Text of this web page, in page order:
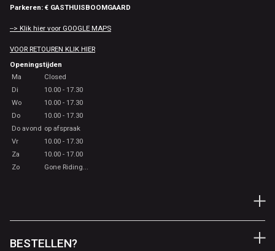
Parkeren: € GASTHUISBOOMGAARD
--> Klik hier voor GOOGLE MAPS
VOOR RETOUREN KLIK HIER
Openingstijden
Ma
Closed
Di
10.00 - 17.30
Wo
10.00 - 17.30
Do
10.00 - 17.30
Do avond op afspraak
Vr
10.00 - 17.30
Za
10.00 - 17.00
Zo
Gone Riding...
BESTELLEN?